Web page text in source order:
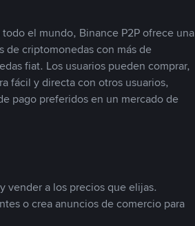
el mundo, Binance P2P ofrece una
de criptomonedas con más de
fiat. Los usuarios pueden comprar,
fácil y directa con otros usuarios,
pago preferidos en un mercado de
vender a los precios que elijas.
o crea anuncios de comercio para